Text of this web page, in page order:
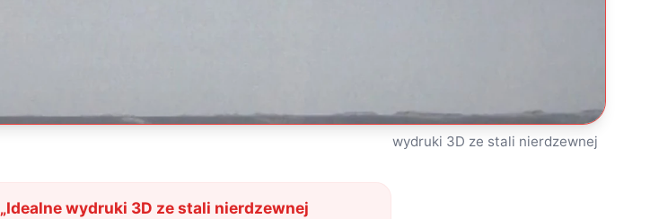
wydruki 3D ze stali nierdzewnej
„Idealne wydruki 3D ze stali nierdzewnej